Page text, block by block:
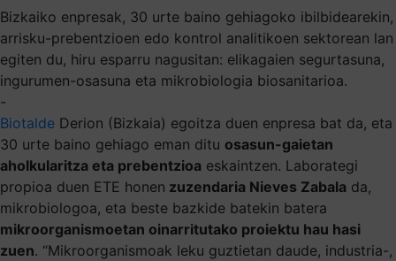
Bizkaiko enpresak, 30 urte baino gehiagoko ibilbidearekin,
arrisku-prebentzioen edo kontrol analitikoen sektorean lan
egiten du, hiru esparru nagusitan: elikagaien segurtasuna,
ingurumen-osasuna eta mikrobiologia biosanitarioa.
-
Biotalde Derion (Bizkaia) egoitza duen enpresa bat da, eta
30 urte baino gehiago eman ditu osasun-gaietan
aholkularitza eta prebentzioa eskaintzen. Laborategi
propioa duen ETE honen zuzendaria Nieves Zabala da,
mikrobiologoa, eta beste bazkide batekin batera
mikroorganismoetan oinarritutako proiektu hau hasi
zuen. “Mikroorganismoak leku guztietan daude, industria-,